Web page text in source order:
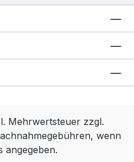
Mehrwertsteuer zzgl.
wenn
angegeben.